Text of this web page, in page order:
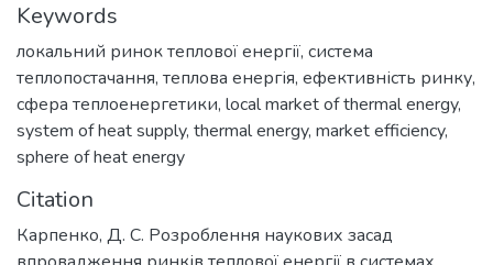
Keywords
локальний ринок теплової енергії, система
теплопостачання, теплова енергія, ефективність ринку,
сфера теплоенергетики, local market of thermal energy,
system of heat supply, thermal energy, market efficiency,
sphere of heat energy
Citation
Карпенко, Д. С. Розроблення наукових засад